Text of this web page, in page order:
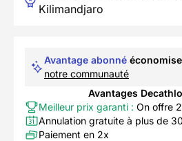
Kilimandjaro
Avantage abonné
notre communauté
Avantages
Meilleur prix garanti : On offre
Annulation gratuite à plus de
Paiement en 2x